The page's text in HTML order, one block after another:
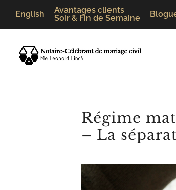
English
Avantages clients
Soir & Fin de Semaine
Régime
– La